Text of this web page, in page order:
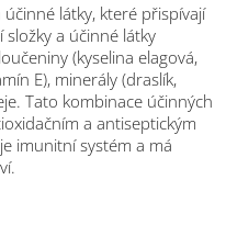
látky, které přispívají
složky a účinné látky
(kyselina elagová,
E), minerály (draslík,
Tato kombinace účinných
a antiseptickým
imunitní systém a má